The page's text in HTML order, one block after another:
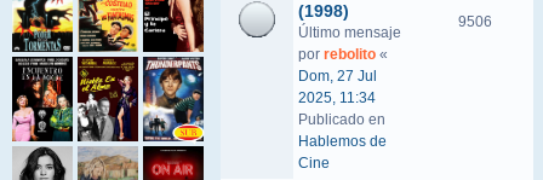
(1998)
Último mensaje
por rebolito «
Dom, 27 Jul
2025, 11:34
Publicado en
Hablemos de
Cine
9506